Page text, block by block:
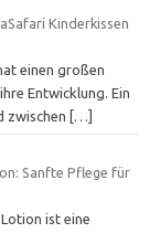
Kinderkissen
einen großen
Entwicklung. Ein
zwischen […]
Sanfte Pflege für
ist eine